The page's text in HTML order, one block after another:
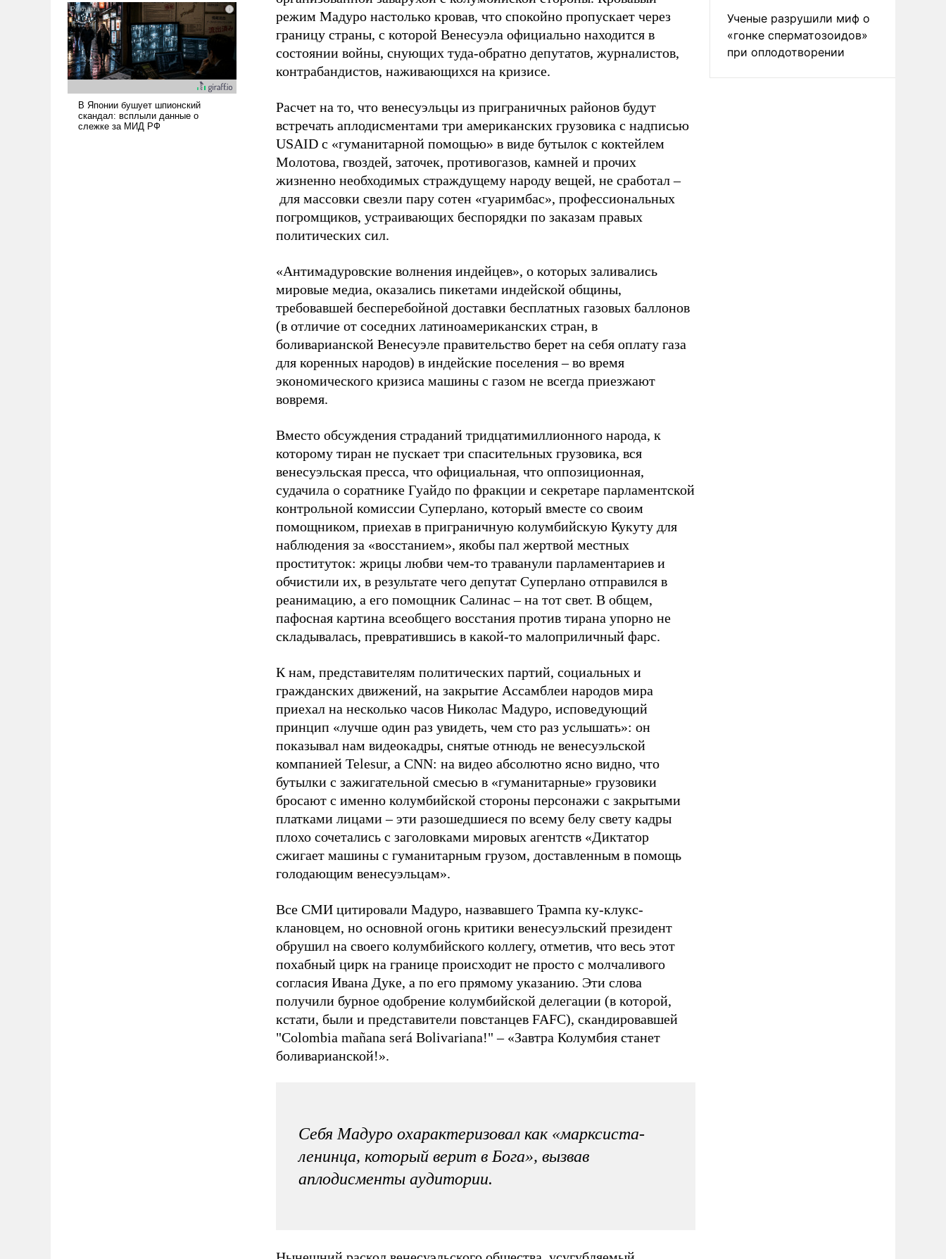
режим Мадуро настолько кровав, что спокойно пропускает через
границу страны, с которой Венесуэла официально находится в
состоянии войны, снующих туда-обратно депутатов, журналистов,
контрабандистов, наживающихся на кризисе.
Расчет на то, что венесуэльцы из приграничных районов будут
встречать аплодисментами три американских грузовика с надписью
USAID с «гуманитарной помощью» в виде бутылок с коктейлем
Молотова, гвоздей, заточек, противогазов, камней и прочих
жизненно необходимых страждущему народу вещей, не сработал –
для массовки свезли пару сотен «гуаримбас», профессиональных
погромщиков, устраивающих беспорядки по заказам правых
политических сил.
«Антимадуровские волнения индейцев», о которых заливались
мировые медиа, оказались пикетами индейской общины,
требовавшей бесперебойной доставки бесплатных газовых баллонов
(в отличие от соседних латиноамериканских стран, в
боливарианской Венесуэле правительство берет на себя оплату газа
для коренных народов) в индейские поселения – во время
экономического кризиса машины с газом не всегда приезжают
вовремя.
Вместо обсуждения страданий тридцатимиллионного народа, к
которому тиран не пускает три спасительных грузовика, вся
венесуэльская пресса, что официальная, что оппозиционная,
судачила о соратнике Гуайдо по фракции и секретаре парламентской
контрольной комиссии Суперлано, который вместе со своим
помощником, приехав в приграничную колумбийскую Кукуту для
наблюдения за «восстанием», якобы пал жертвой местных
проституток: жрицы любви чем-то траванули парламентариев и
обчистили их, в результате чего депутат Суперлано отправился в
реанимацию, а его помощник Салинас – на тот свет. В общем,
пафосная картина всеобщего восстания против тирана упорно не
складывалась, превратившись в какой-то малоприличный фарс.
К нам, представителям политических партий, социальных и
гражданских движений, на закрытие Ассамблеи народов мира
приехал на несколько часов Николас Мадуро, исповедующий
принцип «лучше один раз увидеть, чем сто раз услышать»: он
показывал нам видеокадры, снятые отнюдь не венесуэльской
компанией Telesur, а СNN: на видео абсолютно ясно видно, что
бутылки с зажигательной смесью в «гуманитарные» грузовики
бросают с именно колумбийской стороны персонажи с закрытыми
платками лицами – эти разошедшиеся по всему белу свету кадры
плохо сочетались с заголовками мировых агентств «Диктатор
сжигает машины с гуманитарным грузом, доставленным в помощь
голодающим венесуэльцам».
Все СМИ цитировали Мадуро, назвавшего Трампа ку-клукс-
клановцем, но основной огонь критики венесуэльский президент
обрушил на своего колумбийского коллегу, отметив, что весь этот
похабный цирк на границе происходит не просто с молчаливого
согласия Ивана Дуке, а по его прямому указанию. Эти слова
получили бурное одобрение колумбийской делегации (в которой,
кстати, были и представители повстанцев FAFC), скандировавшей
"Colombia mañana será Bolivariana!" – «Завтра Колумбия станет
боливарианской!».
Себя Мадуро охарактеризовал как «марксиста-
ленинца, который верит в Бога», вызвав
аплодисменты аудитории.
Ученые разрушили миф о
«гонке сперматозоидов»
при оплодотворении